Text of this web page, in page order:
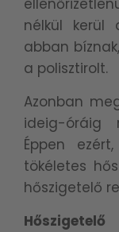
nélkül kerül
abban
a polisztirolt.
Azonban
ideig-óráig
Éppen
tökéletes
hőszigetelő